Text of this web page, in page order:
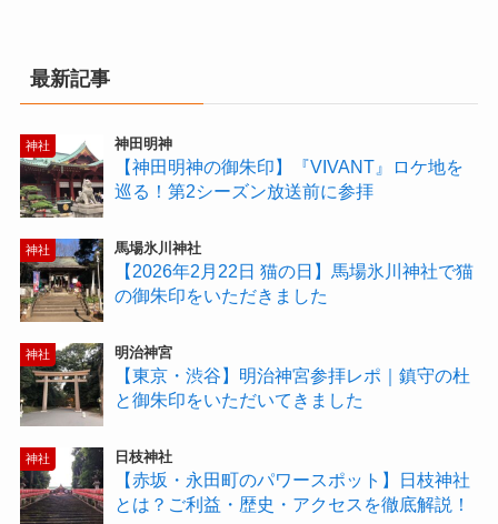
最新記事
神社 神田明神
【神田明神の御朱印】『VIVANT』ロケ地を
巡る！第2シーズン放送前に参拝
神社 馬場氷川神社
【2026年2月22日 猫の日】馬場氷川神社で猫
の御朱印をいただきました
神社 明治神宮
【東京・渋谷】明治神宮参拝レポ｜鎮守の杜
と御朱印をいただいてきました
神社 日枝神社
【赤坂・永田町のパワースポット】日枝神社
とは？ご利益・歴史・アクセスを徹底解説！